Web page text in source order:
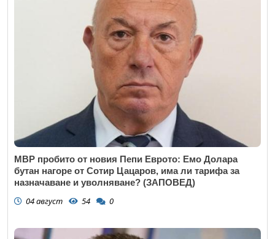
МВР пробито от новия Пепи Еврото: Емо Долара
бутан нагоре от Сотир Цацаров, има ли тарифа за
назначаване и уволняване? (ЗАПОВЕД)
04 август 54 0